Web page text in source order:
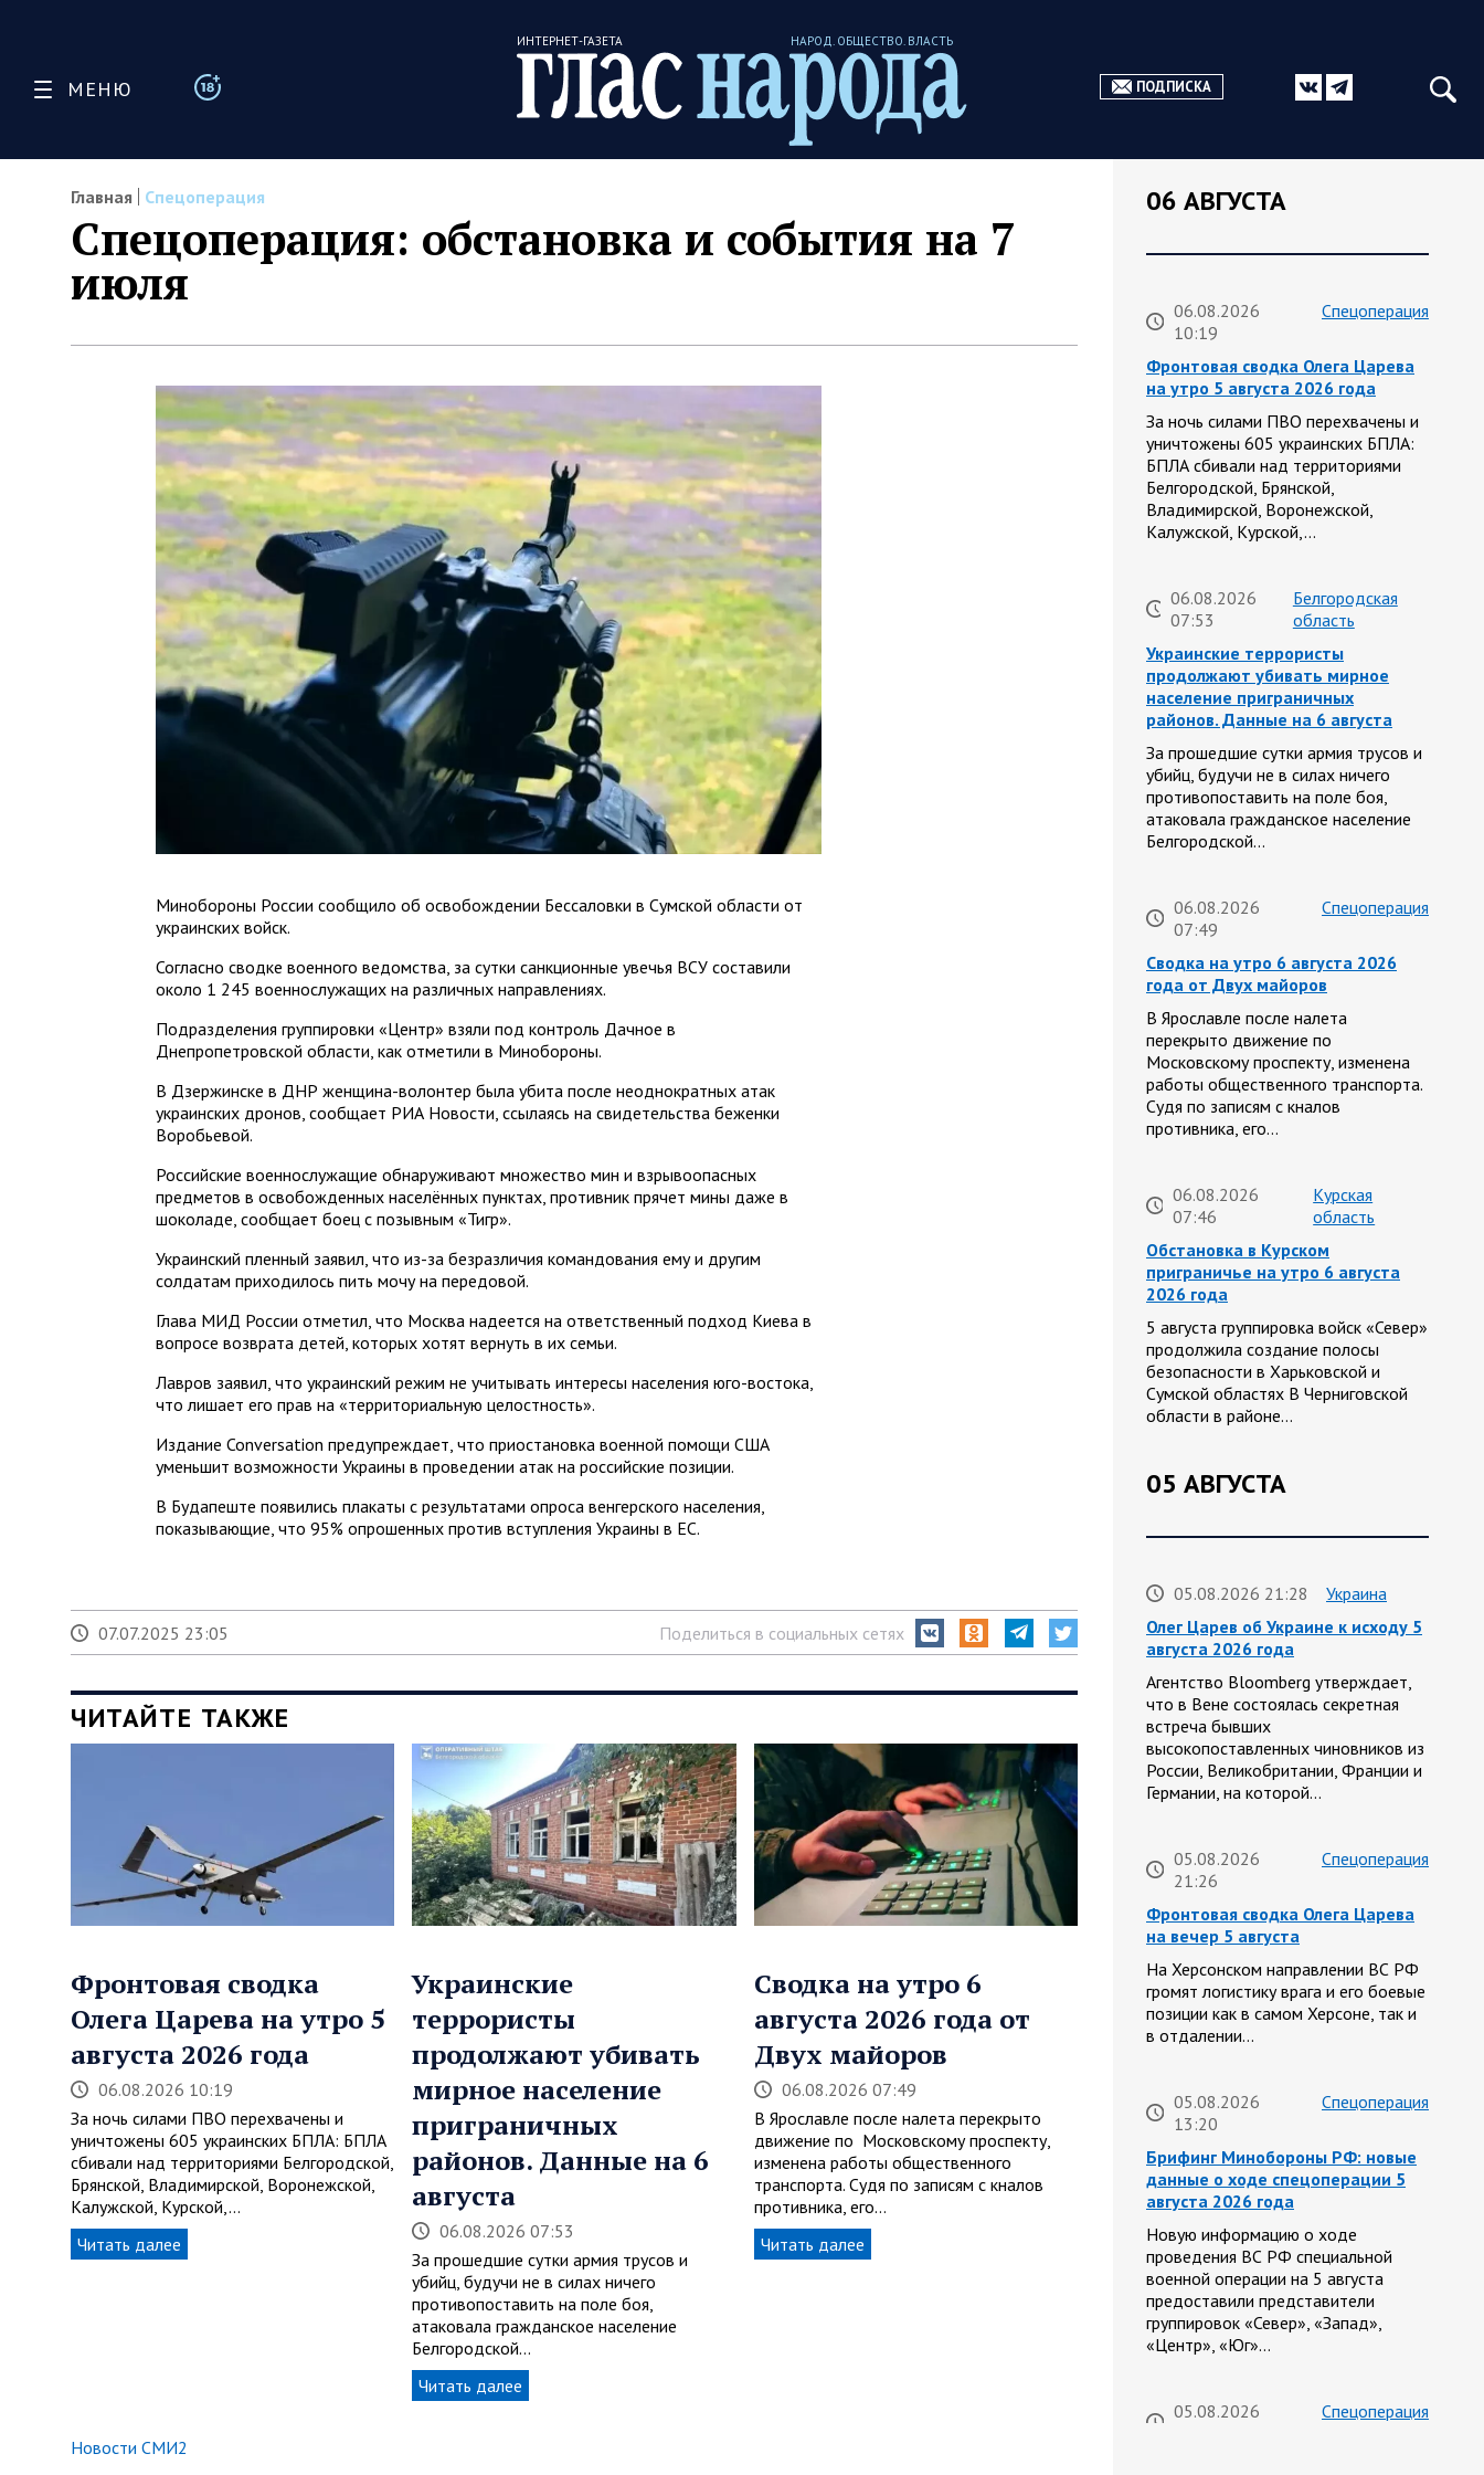
МЕНЮ
ИНТЕРНЕТ-ГАЗЕТА НАРОД. ОБЩЕСТВО. ВЛАСТЬ
ПОДПИСКА
Главная Спецоперация
Спецоперация: обстановка и события на 7
июля
Минобороны России сообщило об освобождении Бессаловки в Сумской области от
украинских войск.
Согласно сводке военного ведомства, за сутки санкционные увечья ВСУ составили
около 1 245 военнослужащих на различных направлениях.
Подразделения группировки «Центр» взяли под контроль Дачное в
Днепропетровской области, как отметили в Минобороны.
В Дзержинске в ДНР женщина-волонтер была убита после неоднократных атак
украинских дронов, сообщает РИА Новости, ссылаясь на свидетельства беженки
Воробьевой.
Российские военнослужащие обнаруживают множество мин и взрывоопасных
предметов в освобожденных населённых пунктах, противник прячет мины даже в
шоколаде, сообщает боец с позывным «Тигр».
Украинский пленный заявил, что из-за безразличия командования ему и другим
солдатам приходилось пить мочу на передовой.
Глава МИД России отметил, что Москва надеется на ответственный подход Киева в
вопросе возврата детей, которых хотят вернуть в их семьи.
Лавров заявил, что украинский режим не учитывать интересы населения юго-востока,
что лишает его прав на «территориальную целостность».
Издание Conversation предупреждает, что приостановка военной помощи США
уменьшит возможности Украины в проведении атак на российские позиции.
В Будапеште появились плакаты с результатами опроса венгерского населения,
показывающие, что 95% опрошенных против вступления Украины в ЕС.
07.07.2025 23:05 Поделиться в социальных сетях
ЧИТАЙТЕ ТАКЖЕ
Фронтовая сводка
Олега Царева на утро 5
августа 2026 года
06.08.2026 10:19
За ночь силами ПВО перехвачены и
уничтожены 605 украинских БПЛА: БПЛА
сбивали над территориями Белгородской,
Брянской, Владимирской, Воронежской,
Калужской, Курской,…
Читать далее
Украинские
террористы
продолжают убивать
мирное население
приграничных
районов. Данные на 6
августа
06.08.2026 07:53
За прошедшие сутки армия трусов и
убийц, будучи не в силах ничего
противопоставить на поле боя,
атаковала гражданское население
Белгородской…
Читать далее
Сводка на утро 6
августа 2026 года от
Двух майоров
06.08.2026 07:49
В Ярославле после налета перекрыто
движение по Московскому проспекту,
изменена работы общественного
транспорта. Судя по записям с кналов
противника, его…
Читать далее
Новости СМИ2
06 АВГУСТА
06.08.2026
10:19
Спецоперация
Фронтовая сводка Олега Царева
на утро 5 августа 2026 года
За ночь силами ПВО перехвачены и
уничтожены 605 украинских БПЛА:
БПЛА сбивали над территориями
Белгородской, Брянской,
Владимирской, Воронежской,
Калужской, Курской,…
06.08.2026
07:53
Белгородская
область
Украинские террористы
продолжают убивать мирное
население приграничных
районов. Данные на 6 августа
За прошедшие сутки армия трусов и
убийц, будучи не в силах ничего
противопоставить на поле боя,
атаковала гражданское население
Белгородской…
06.08.2026
07:49
Спецоперация
Сводка на утро 6 августа 2026
года от Двух майоров
В Ярославле после налета
перекрыто движение по
Московскому проспекту, изменена
работы общественного транспорта.
Судя по записям с кналов
противника, его…
06.08.2026
07:46
Курская
область
Обстановка в Курском
приграничье на утро 6 августа
2026 года
5 августа группировка войск «Север»
продолжила создание полосы
безопасности в Харьковской и
Сумской областях В Черниговской
области в районе…
05 АВГУСТА
05.08.2026 21:28
Украина
Олег Царев об Украине к исходу 5
августа 2026 года
Агентство Bloomberg утверждает,
что в Вене состоялась секретная
встреча бывших
высокопоставленных чиновников из
России, Великобритании, Франции и
Германии, на которой…
05.08.2026
21:26
Спецоперация
Фронтовая сводка Олега Царева
на вечер 5 августа
На Херсонском направлении ВС РФ
громят логистику врага и его боевые
позиции как в самом Херсоне, так и
в отдалении…
05.08.2026
13:20
Спецоперация
Брифинг Минобороны РФ: новые
данные о ходе спецоперации 5
августа 2026 года
Новую информацию о ходе
проведения ВС РФ специальной
военной операции на 5 августа
предоставили представители
группировок «Север», «Запад»,
«Центр», «Юг»…
05.08.2026
Спецоперация